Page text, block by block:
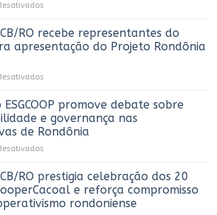
no
AnuárioCoop
2026
OCB/RO
prestigia
comemoração
Caminhoneiro
promovida
pela
Cooperativa
Vilhena
RO recebe representantes do
apresentação do Projeto Rondônia
OCB/RO
recebe
representantes
do
apresentação
Projeto
Rondônia
promove debate sobre
e governança nas
de Rondônia
ESGCOOP
promove
debate
sobre
RO prestigia celebração dos 20
e reforça compromisso
rondoniense